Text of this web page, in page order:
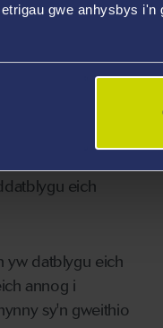
gwe anhysbys i'n
a arweinir
ymarferwyr
Proffesiynol ar
eich
yw datblygu eich
annog i
sy'n gweithio